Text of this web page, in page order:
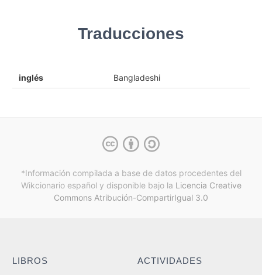
Traducciones
inglés Bangladeshi
*Información compilada a base de datos procedentes del
Wikcionario español y disponible bajo la Licencia Creative
Commons Atribución-CompartirIgual 3.0
LIBROS ACTIVIDADES